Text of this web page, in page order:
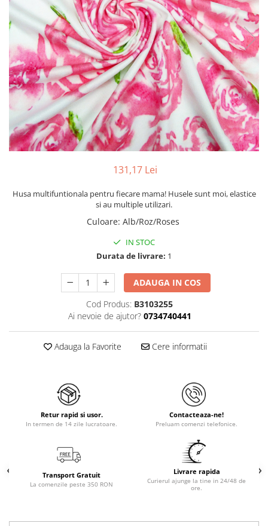
131,17 Lei
Husa multifuntionala pentru fiecare mama! Husele sunt moi, elastice
si au multiple utilizari.
Culoare: Alb/Roz/Roses
IN STOC
Durata de livrare: 1
ADAUGA IN COS
Cod Produs: B3103255
Ai nevoie de ajutor? 0734740441
Adauga la Favorite Cere informatii
Retur rapid si usor.
In termen de 14 zile lucratoare.
Contacteaza-ne!
Preluam comenzi telefonice.
Transport Gratuit
La comenzile peste 350 RON
Livrare rapida
Curierul ajunge la tine in 24/48 de
ore.